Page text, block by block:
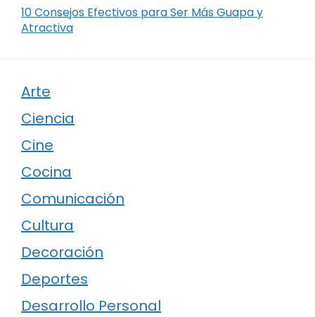
10 Consejos Efectivos para Ser Más Guapa y
Atractiva
Arte
Ciencia
Cine
Cocina
Comunicación
Cultura
Decoración
Deportes
Desarrollo Personal